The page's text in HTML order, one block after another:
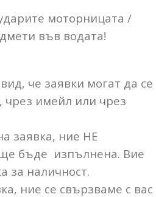
моторницата /
във водата!
че заявки могат да се
чрез имейл или чрез
заявка, ние НЕ
бъде изпълнена. Вие
за наличност.
ние се свързваме с вас